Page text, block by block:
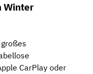
Winter
CarPlay oder